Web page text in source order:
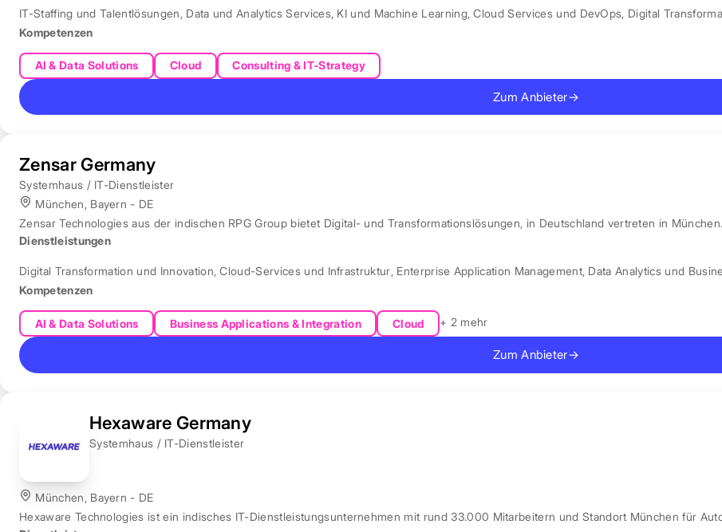
IT-Staffing und Talentlösungen, Data und Analytics Services, KI und Machine Learning,Cloud Services und DevOps, Digital
Kompetenzen
AI & Data Solutions Cloud Consulting & IT-Strategy
Zum Anbieter→
Zensar Germany
Systemhaus / IT-Dienstleister
München, Bayern - DE
Zensar Technologies aus der indischen RPG Group bietet Digital- und Transformationslösungen, in Deutschland vertreten in München.
Dienstleistungen
Digital Transformation und Innovation,Cloud-Services und Infrastruktur, Enterprise Application Management, Data Analytics und
Kompetenzen
AI & Data Solutions Business Applications & Integration Cloud + 2 mehr
Zum Anbieter→
Hexaware Germany
Systemhaus / IT-Dienstleister
München, Bayern - DE
Hexaware Technologies ist ein indisches IT-Dienstleistungsunternehmen mit rund 33.000 Mitarbeitern und Standort München für